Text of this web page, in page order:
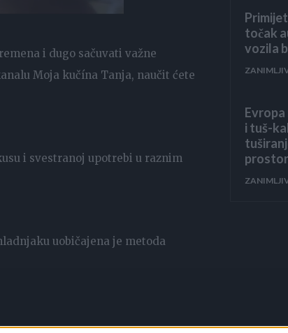
i dugo sačuvati važne
Moja kučína Tanja, naučit ćete
i svestranoj upotrebi u raznim
uobičajena je metoda
točak
vozila
i tuš-
prostor